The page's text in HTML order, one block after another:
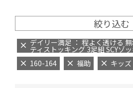
絞り込む
デイリー満足 ： 程よく透ける
ティストッキング 3足組 SCYゾ
160-164
福助 キッズ